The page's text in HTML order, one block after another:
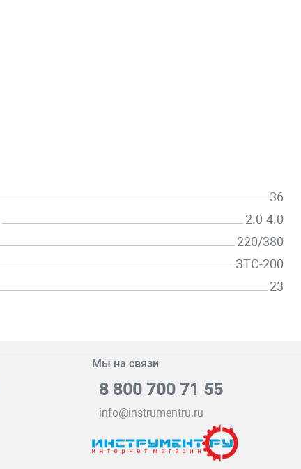
36
2.0-4.0
220/380
ЗТС-200
23
Мы на связи
8 800 700 71 55
info@instrumentru.ru